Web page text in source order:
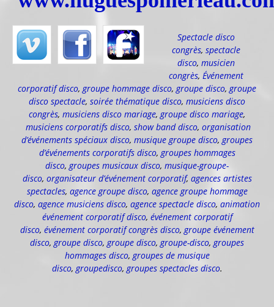
Spectacle disco
congrès, spectacle
disco, musicien
congrès, Événement
corporatif disco,groupe hommage disco,groupe disco,groupe
disco spectacle, soirée thématique disco, musiciens disco
congrès, musiciens disco mariage,groupe disco mariage,
musiciens corporatifs disco, show band disco, organisation
d’événements spéciaux disco, musique groupe disco,groupes
d’événements corporatifs disco,groupes hommages
disco,groupes musicaux disco, musique-groupe-
disco, organisateur d’événement corporatif, agences artistes
spectacles, agence groupe disco, agence groupe hommage
disco, agence musiciens disco, agence spectacle disco, animation
événement corporatif disco, événement corporatif
disco, événement corporatif congrès disco,groupe événement
disco,groupe disco,groupe disco,groupe-disco,groupes
hommages disco,groupes de musique
disco,groupedisco,groupes spectacles disco.